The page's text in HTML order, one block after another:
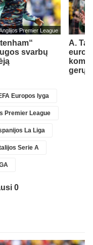
Premier League
svarbų
A.
gerų
Europos lyga
Premier League
La Liga
Serie A
0